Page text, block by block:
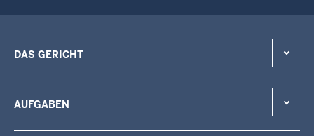
DAS GERICHT
AUFGABEN